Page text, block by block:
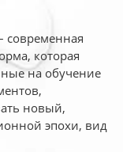
которая
на обучение
новый,
эпохи, вид